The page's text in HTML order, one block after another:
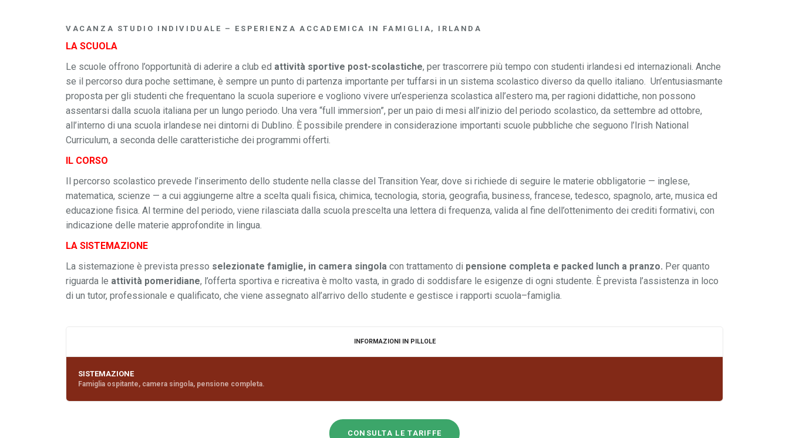
VACANZA STUDIO INDIVIDUALE – ESPERIENZA ACCADEMICA IN FAMIGLIA, IRLANDA
LA SCUOLA
Le scuole offrono l’opportunità di aderire a club ed attività sportive post-scolastiche, per trascorrere più tempo con studenti irlandesi ed internazionali. Anche
se il percorso dura poche settimane, è sempre un punto di partenza importante per tuffarsi in un sistema scolastico diverso da quello italiano. Un’entusiasmante
proposta per gli studenti che frequentano la scuola superiore e vogliono vivere un’esperienza scolastica all’estero ma, per ragioni didattiche, non possono
assentarsi dalla scuola italiana per un lungo periodo. Una vera “full immersion”, per un paio di mesi all’inizio del periodo scolastico, da settembre ad ottobre,
all’interno di una scuola irlandese nei dintorni di Dublino. È possibile prendere in considerazione importanti scuole pubbliche che seguono l’Irish National
Curriculum, a seconda delle caratteristiche dei programmi offerti.
IL CORSO
Il percorso scolastico prevede l’inserimento dello studente nella classe del Transition Year, dove si richiede di seguire le materie obbligatorie — inglese,
matematica, scienze — a cui aggiungerne altre a scelta quali fisica, chimica, tecnologia, storia, geografia, business, francese, tedesco, spagnolo, arte, musica ed
educazione fisica. Al termine del periodo, viene rilasciata dalla scuola prescelta una lettera di frequenza, valida al fine dell’ottenimento dei crediti formativi, con
indicazione delle materie approfondite in lingua.
LA SISTEMAZIONE
La sistemazione è prevista presso selezionate famiglie, in camera singola con trattamento di pensione completa e packed lunch a pranzo. Per quanto
riguarda le attività pomeridiane, l’offerta sportiva e ricreativa è molto vasta, in grado di soddisfare le esigenze di ogni studente. È prevista l’assistenza in loco
di un tutor, professionale e qualificato, che viene assegnato all’arrivo dello studente e gestisce i rapporti scuola–famiglia.
INFORMAZIONI IN PILLOLE
SISTEMAZIONE
Famiglia ospitante, camera singola, pensione completa.
CONSULTA LE TARIFFE